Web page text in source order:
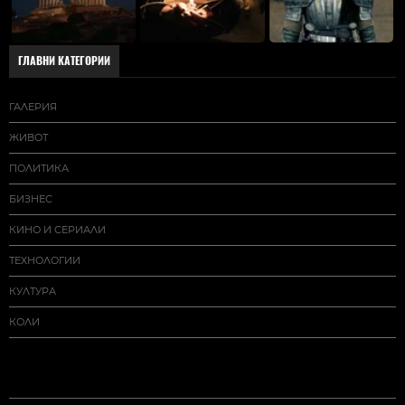
ГЛАВНИ КАТЕГОРИИ
ГАЛЕРИЯ
ЖИВОТ
ПОЛИТИКА
БИЗНЕС
КИНО И СЕРИАЛИ
ТЕХНОЛОГИИ
КУЛТУРА
КОЛИ